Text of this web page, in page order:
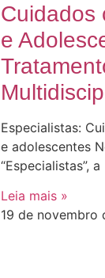
Cuidados
e
Especialistas:
e adolescentes
“Especialistas”, a
Leia mais »
19 de novembro